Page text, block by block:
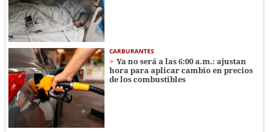
CARBURANTES
Ya no será a las 6:00 a.m.: ajustan
hora para aplicar cambio en precios
de los combustibles